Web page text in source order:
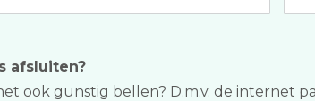
afsluiten?
ook gunstig bellen? D.m.v. de internet